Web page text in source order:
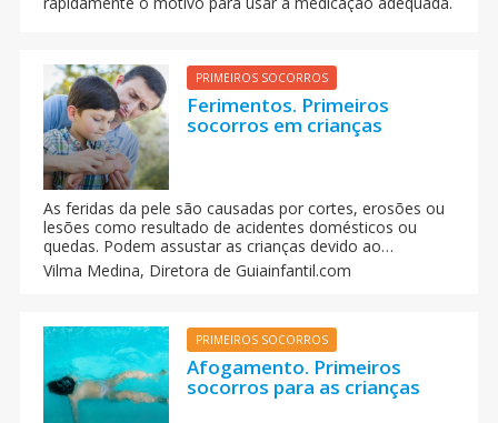
PRIMEIROS SOCORROS
Ferimentos. Primeiros
socorros em crianças
As feridas da pele são causadas por cortes, erosões ou
lesões como resultado de acidentes domésticos ou
quedas. Podem assustar as crianças devido ao
sangramento, mas se forem tratadas adequadamente
diminuem os riscos de infecção e de cicatrizes feias.
Vilma Medina, Diretora de Guiainfantil.com
PRIMEIROS SOCORROS
Afogamento. Primeiros
socorros para as crianças